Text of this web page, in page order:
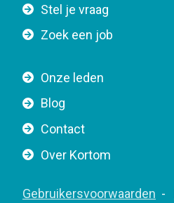
t
e
a
v
i
a
Stel je vraag
Zoek een job
Onze leden
Blog
Contact
Over Kortom
F
Gebruikersvoorwaarden
a
v
g
t
i
o